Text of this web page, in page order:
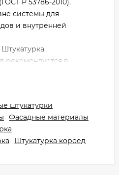
Р 53786-2010).
системы для
и внутренней
рекомендуется в
прихожих и
зерна рекомендуется
Грубое зерно
смотрится на
штукатурки
Фасадные материалы
Штукатурка короед